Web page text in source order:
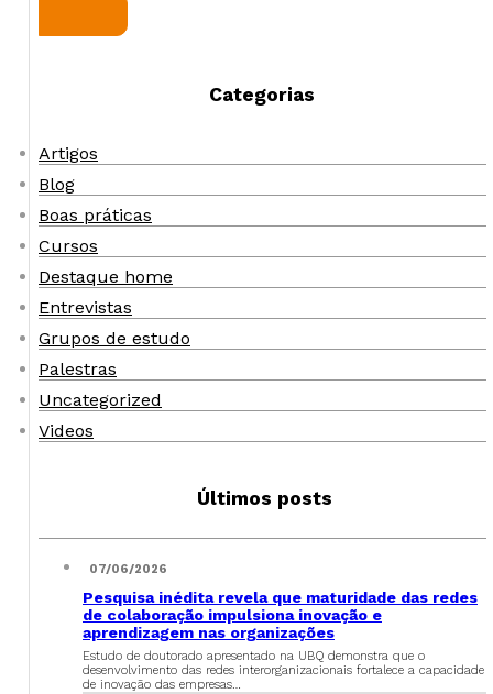
Categorias
Artigos
Blog
Boas práticas
Cursos
Destaque home
Entrevistas
Grupos de estudo
Palestras
Uncategorized
Videos
Últimos posts
07/06/2026
Pesquisa inédita revela que maturidade das redes
de colaboração impulsiona inovação e
aprendizagem nas organizações
Estudo de doutorado apresentado na UBQ demonstra que o
desenvolvimento das redes interorganizacionais fortalece a capacidade
de inovação das empresas…